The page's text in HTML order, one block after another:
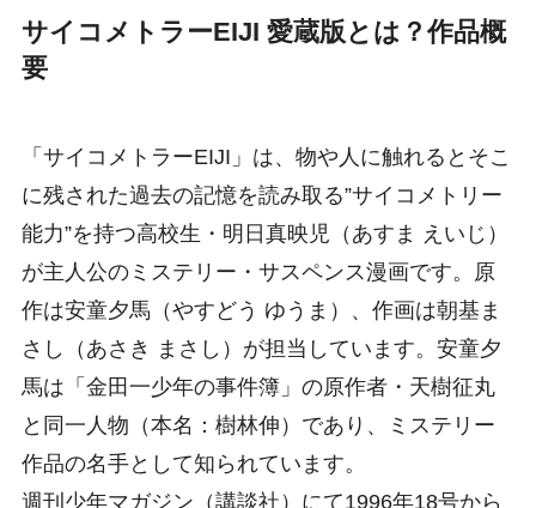
サイコメトラーEIJI 愛蔵版とは？作品概
要
「サイコメトラーEIJI」は、物や人に触れるとそこ
に残された過去の記憶を読み取る”サイコメトリー
能力”を持つ高校生・明日真映児（あすま えいじ）
が主人公のミステリー・サスペンス漫画です。原
作は安童夕馬（やすどう ゆうま）、作画は朝基ま
さし（あさき まさし）が担当しています。安童夕
馬は「金田一少年の事件簿」の原作者・天樹征丸
と同一人物（本名：樹林伸）であり、ミステリー
作品の名手として知られています。
週刊少年マガジン（講談社）にて1996年18号から